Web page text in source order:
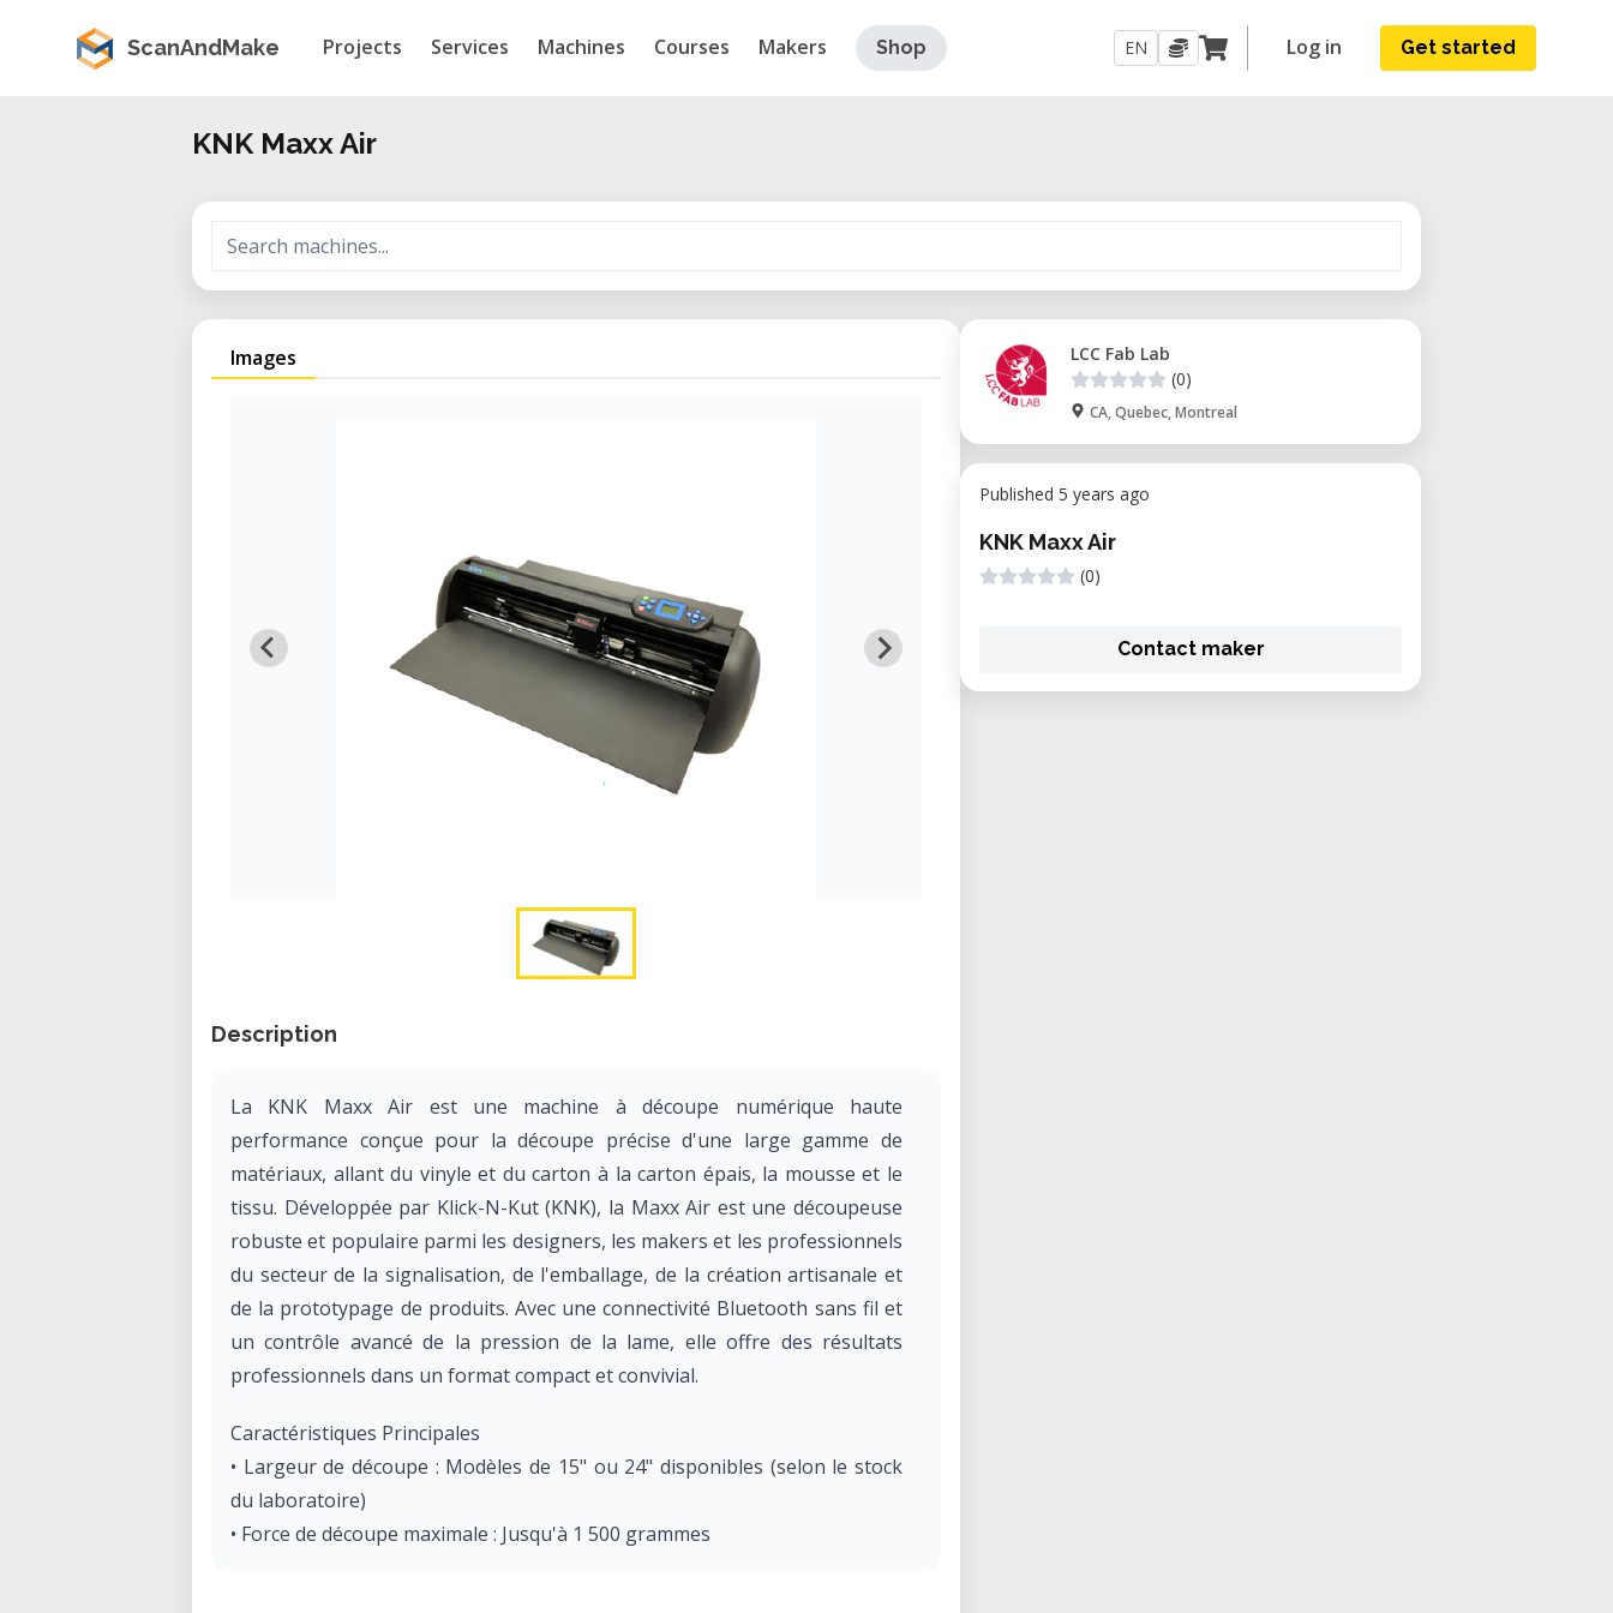
ScanAndMake Projects Services Machines Courses Makers Shop EN Log in Get started
KNK Maxx Air
Images
Description
La KNK Maxx Air est une machine à découpe numérique haute
performance conçue pour la découpe précise d'une large gamme de
matériaux, allant du vinyle et du carton à la carton épais, la mousse et le
tissu. Développée par Klick-N-Kut (KNK), la Maxx Air est une découpeuse
robuste et populaire parmi les designers, les makers et les professionnels
du secteur de la signalisation, de l'emballage, de la création artisanale et
de la prototypage de produits. Avec une connectivité Bluetooth sans fil et
un contrôle avancé de la pression de la lame, elle offre des résultats
professionnels dans un format compact et convivial.
Caractéristiques Principales
• Largeur de découpe : Modèles de 15" ou 24" disponibles (selon le stock
du laboratoire)
• Force de découpe maximale : Jusqu'à 1 500 grammes
LCC Fab Lab
(0)
CA, Quebec, Montreal
Published 5 years ago
KNK Maxx Air
(0)
Contact maker